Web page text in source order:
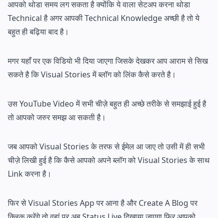
आपको थोडा समय लग सकता है क्योंकि ये वाला सेटअप करना थोडा
Technical है अगर आपकी Technical Knowledge अच्छी है तो ये
बहुत ही बढ़िया बाद है।
मगर यहाँ पर एक विडियो भी दिया जाएगा जिसके देखकर आप आराम से सिख
सकते है कि Visual Stories में ब्लॉग को लिंक कैसे करते है।
उस YouTube Video में सभी चीज़े बहुत ही अच्छे तरीके से समझाई हुई है
तो आपको जरुर समझ आ सकती है।
जब आपको Visual Stories के तरफ से ईमेल आ जाए तो उसी में ही सभी
चीज़े लिखी हुई है कि कैसे आपको अपने ब्लॉग को Visual Stories के साथ
Link करना है।
फिर से Visual Stories App पर आना है और Create A Blog पर